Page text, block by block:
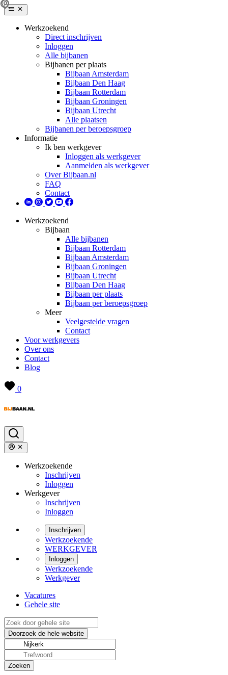
Werkzoekend
Direct inschrijven
Inloggen
Alle bijbanen
Bijbanen per plaats
Bijbaan Amsterdam
Bijbaan Den Haag
Bijbaan Rotterdam
Bijbaan Groningen
Bijbaan Utrecht
Alle plaatsen
Bijbanen per beroepsgroep
Informatie
Ik ben werkgever
Inloggen als werkgever
Aanmelden als werkgever
Over Bijbaan.nl
FAQ
Contact
Werkzoekend
Bijbaan
Alle bijbanen
Bijbaan Rotterdam
Bijbaan Amsterdam
Bijbaan Groningen
Bijbaan Utrecht
Bijbaan Den Haag
Bijbaan per plaats
Bijbaan per beroepsgroep
Meer
Veelgestelde vragen
Contact
Voor werkgevers
Over ons
Contact
Blog
0
Werkzoekende
Inschrijven
Inloggen
Werkgever
Inschrijven
Inloggen
Inschrijven
Werkzoekende
WERKGEVER
Inloggen
Werkzoekende
Werkgever
Vacatures
Gehele site